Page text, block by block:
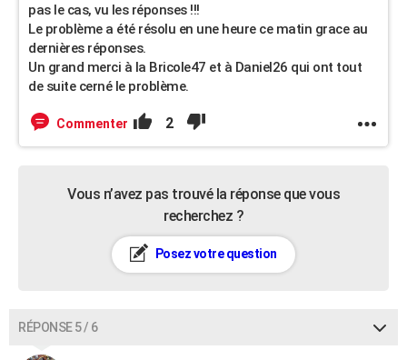
pas le cas, vu les réponses !!!
Le problème a été résolu en une heure ce matin grace au
dernières réponses.
Un grand merci à la Bricole47 et à Daniel26 qui ont tout
de suite cerné le problème.
Commenter 2
Vous n’avez pas trouvé la réponse que vous
recherchez ?
Posez votre question
RÉPONSE 5 / 6